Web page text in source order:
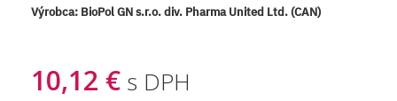
Výrobca: BioPol GN s.r.o. div. Pharma United Ltd. (CAN)
10,12 € s DPH